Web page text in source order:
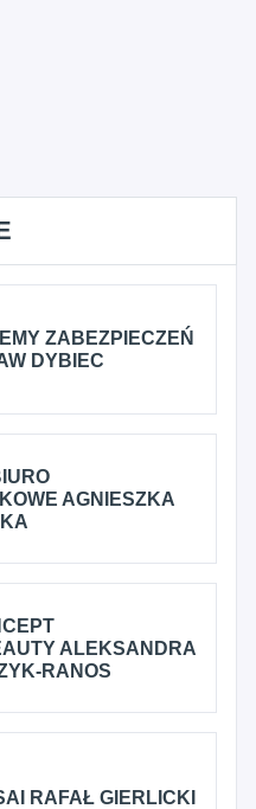
ZABEZPIECZEŃ
DYBIEC
AGNIESZKA
ALEKSANDRA
RANOS
RAFAŁ GIERLICKI